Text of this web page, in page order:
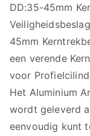
DD:35-45mm
45mm
een verende
voor
Het Aluminium
wordt geleverd
eenvoudig kunt